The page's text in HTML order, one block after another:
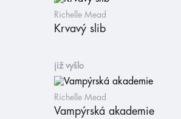
Richelle Mead
Krvavý slib
již vyšlo
Richelle Mead
Vampýrská akademie